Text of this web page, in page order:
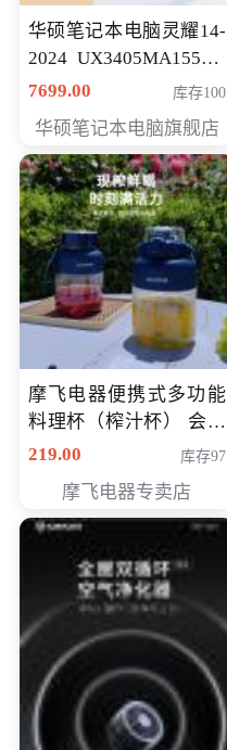
华硕笔记本电脑灵耀14-
2024 UX3405MA155夜
空蓝 oled 智慧轻薄本 会
7699.00 库存100
华硕笔记本电脑旗舰店
摩飞电器便携式多功能
料理杯（榨汁杯） 会员
专享价118元
219.00 库存97
摩飞电器专卖店